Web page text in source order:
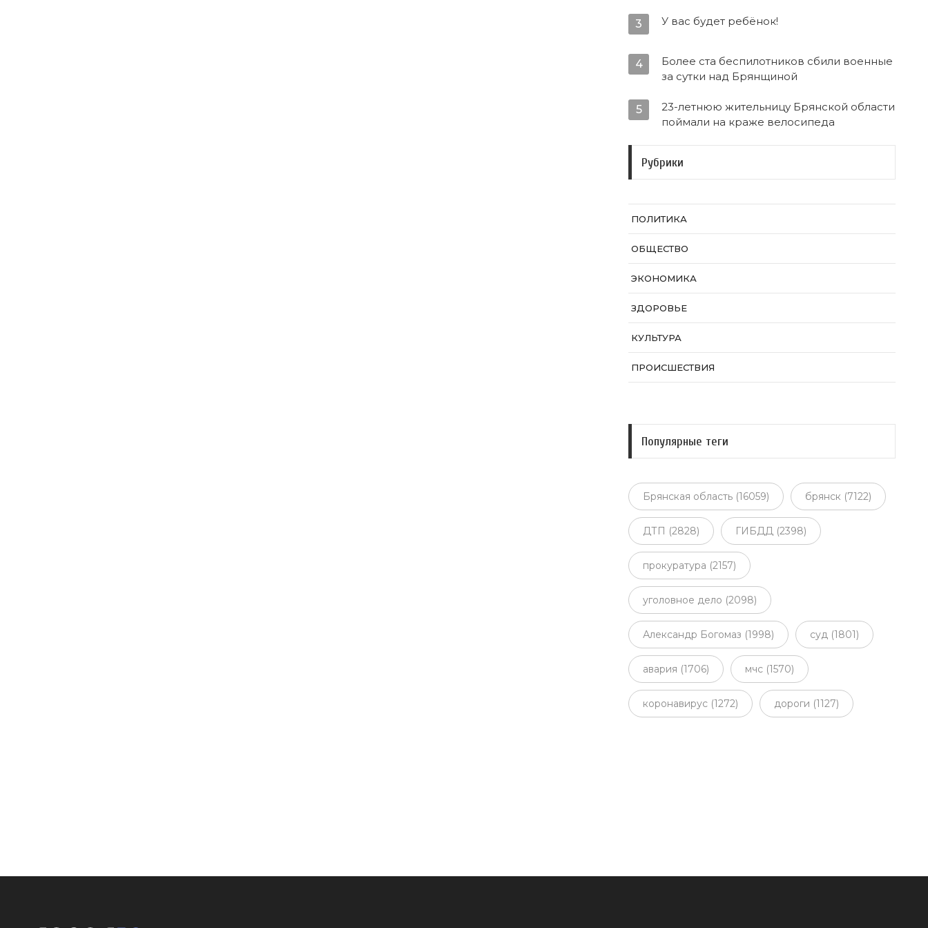
3 У вас будет ребёнок!
4
Более ста беспилотников сбили военные
за сутки над Брянщиной
5
23-летнюю жительницу Брянской области
поймали на краже велосипеда
Рубрики
ПОЛИТИКА
ОБЩЕСТВО
ЭКОНОМИКА
ЗДОРОВЬЕ
КУЛЬТУРА
ПРОИСШЕСТВИЯ
Популярные теги
Брянская область (16059) брянск (7122)
ДТП (2828) ГИБДД (2398)
прокуратура (2157)
уголовное дело (2098)
Александр Богомаз (1998) суд (1801)
авария (1706) мчс (1570)
коронавирус (1272) дороги (1127)